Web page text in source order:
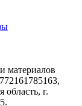
материалов
г.